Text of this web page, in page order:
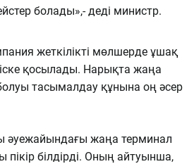
болады»,- деді министр.
жеткілікті мөлшерде ұшақ
іске қосылады. Нарықта жаңа
тасымалдау құнына оң әсер
әуежайындағы жаңа терминал
білдірді. Оның айтуынша,